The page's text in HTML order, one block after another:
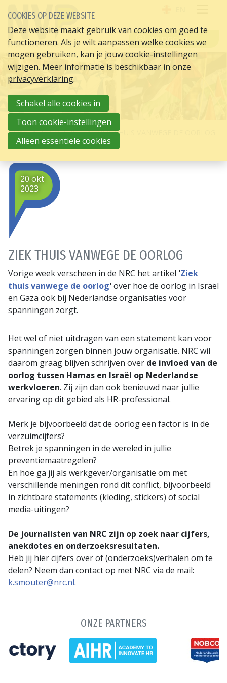
INLOGGEN
HOME HR ACTUEEL ZIEK THUIS VANWEGE DE OORLOG
ZIEK THUIS VANWEGE DE OORLOG
20 okt
2023
Vorige week verscheen in de NRC het artikel 'Ziek
thuis vanwege de oorlog'over hoe de oorlog in Israël
en Gaza ook bij Nederlandse organisaties voor
spanningen zorgt.
Het wel of niet uitdragen van een statement kan voor
spanningen zorgen binnen jouw organisatie. NRC wil
daarom graag blijven schrijven over de invloed van de
oorlog tussen Hamas en Israël op Nederlandse
werkvloeren. Zij zijn dan ook benieuwd naar jullie
ervaring op dit gebied als HR-professional.
Merk je bijvoorbeeld dat de oorlog een factor is in de
verzuimcijfers?
Betrek je spanningen in de wereled in jullie
preventiemaatregelen?
En hoe ga jij als werkgever/organisatie om met
verschillende meningen rond dit conflict, bijvoorbeeld
in zichtbare statements (kleding, stickers) of social
media-uitingen?
De journalisten van NRC zijn op zoek naar cijfers,
anekdotes en onderzoeksresultaten.
Heb jij hier cijfers over of (onderzoeks)verhalen om te
delen? Neem dan contact op met NRC via de mail:
k.smouter@nrc.nl.
ONZE PARTNERS
COOKIES OP DEZE WEBSITE
Deze website maakt gebruik van cookies om goed te
functioneren. Als je wilt aanpassen welke cookies we
mogen gebruiken, kan je jouw cookie-instellingen
wijzigen. Meer informatie is beschikbaar in onze
privacyverklaring.
Schakel alle cookies in
Toon cookie-instellingen
Alleen essentiële cookies